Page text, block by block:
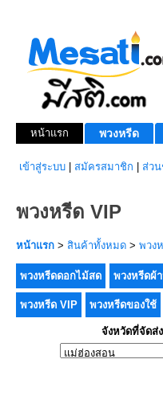
หน้าแรก พวงหรีด
เข้าสู่ระบบ สมัครสมาชิก ส่ว
พวงหรีด VIP
หน้าแรก > สินค้าทั้งหมด > พวง
พวงหรีดดอกไม้สด พวงหรีดผ้
พวงหรีด VIP พวงหรีดของใช้
จังหวัดที่จัดส่